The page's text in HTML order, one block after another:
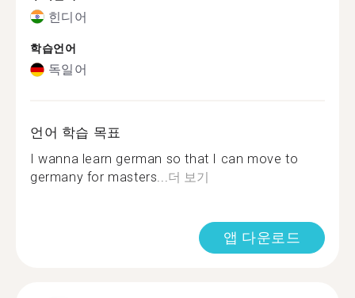
힌디어
학습언어
독일어
언어 학습 목표
I wanna learn german so that I can move to
germany for masters...더 보기
앱 다운로드